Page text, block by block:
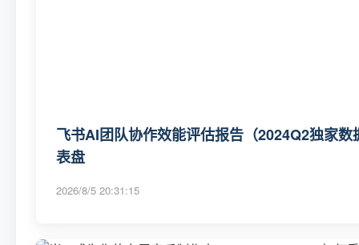
飞书AI团队协作效能评估报告（2024Q2独家
表盘
2026/8/5 20:31:15